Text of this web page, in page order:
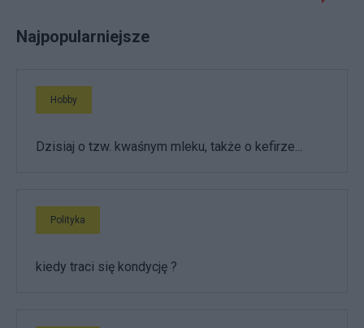
Najpopularniejsze
Hobby
Dzisiaj o tzw. kwaśnym mleku, także o kefirze...
Polityka
kiedy traci się kondycję ?